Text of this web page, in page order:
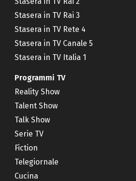
Stasera in TV Rai 3
Stasera in TV Rete 4
Stasera in TV Canale 5
Stasera in TV Italia 1
Programmi TV
Reality Show
Talent Show
Talk Show
Serie TV
Fiction
Telegiornale
Cucina